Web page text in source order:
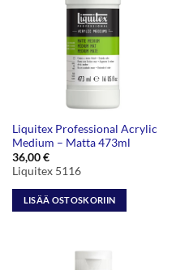
Liquitex Professional Acrylic
Medium – Matta 473ml
36,00€
Liquitex 5116
LISÄÄ OSTOSKORIIN